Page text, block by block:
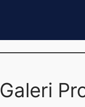
Galeri